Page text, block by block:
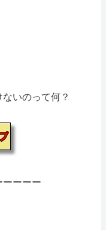
いのって何？
ーーーー